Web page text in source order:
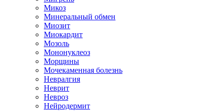
Микоз
Минеральный обмен
Миозит
Миокардит
Мозоль
Мононуклеоз
Морщины
Мочекаменная болезнь
Невралгия
Неврит
Невроз
Нейродермит